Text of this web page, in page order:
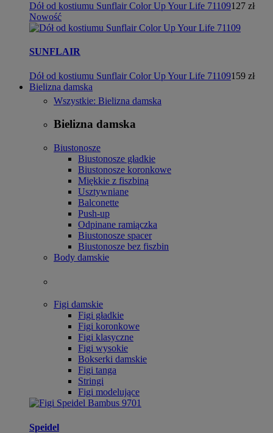
Dół od kostiumu Sunflair Color Up Your Life 71109127 zł
Nowość
SUNFLAIR
Dół od kostiumu Sunflair Color Up Your Life 71109159 zł
Bielizna damska
Wszystkie: Bielizna damska
Bielizna damska
Biustonosze
Biustonosze gładkie
Biustonosze koronkowe
Miękkie z fiszbiną
Usztywniane
Balconette
Push-up
Odpinane ramiączka
Biustonosze spacer
Biustonosze bez fiszbin
Body damskie
Figi damskie
Figi gładkie
Figi koronkowe
Figi klasyczne
Figi wysokie
Bokserki damskie
Figi tanga
Stringi
Figi modelujące
Speidel